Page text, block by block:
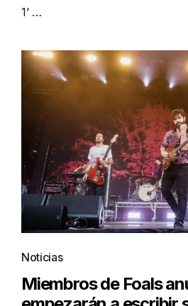
1’ …
Noticias
Miembros de Foals